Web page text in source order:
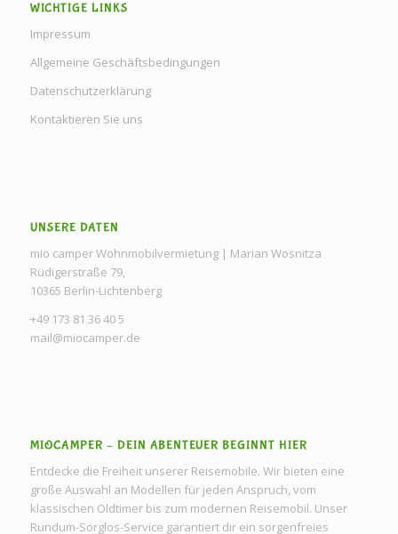
WICHTIGE LINKS
Impressum
Allgemeine Geschäftsbedingungen
Datenschutzerklärung
Kontaktieren Sie uns
UNSERE DATEN
mio camper Wohnmobilvermietung | Marian Wosnitza
Rüdigerstraße 79,
10365 Berlin-Lichtenberg
+49 173 81 36 40 5
mail@miocamper.de
MIOCAMPER – DEIN ABENTEUER BEGINNT HIER
Entdecke die Freiheit unserer Reisemobile. Wir bieten eine
große Auswahl an Modellen für jeden Anspruch, vom
klassischen Oldtimer bis zum modernen Reisemobil. Unser
Rundum-Sorglos-Service garantiert dir ein sorgenfreies